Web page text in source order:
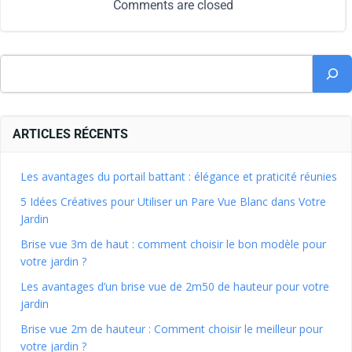
Comments are closed
ARTICLES RÉCENTS
Les avantages du portail battant : élégance et praticité réunies
5 Idées Créatives pour Utiliser un Pare Vue Blanc dans Votre
Jardin
Brise vue 3m de haut : comment choisir le bon modèle pour
votre jardin ?
Les avantages d’un brise vue de 2m50 de hauteur pour votre
jardin
Brise vue 2m de hauteur : Comment choisir le meilleur pour
votre jardin ?